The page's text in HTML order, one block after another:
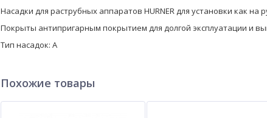
Насадки для раструбных аппаратов HURNER для установки как
Покрыты антипригарным покрытием для долгой эксплуатации и
Тип насадок: А
Похожие товары